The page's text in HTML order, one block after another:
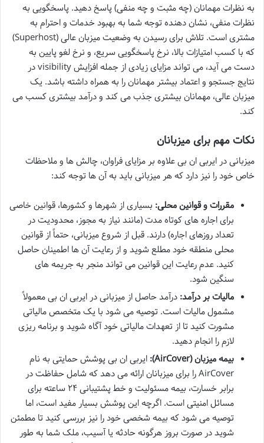
به نظرات مهمانان (چه مثبت و چه منفی) پاسخ دهید. پاسخگویی به
نظرات منفی، نشان دهنده توجه شما به بهبود خدمات و احترام به
مشتری است. تلاش برای رسیدن به وضعیت میزبان عالی (Superhost)
که با کسب امتیازات بالا، نرخ پاسخگویی سریع، و نرخ لغو پایین به
دست می آید، می تواند مزایای زیادی از جمله افزایش visibility در
نتایج جستجو و اعتماد بیشتر مهمانان را به همراه داشته باشد. یک
میزبان عالی، مهمانان بیشتری جذب می کند و درآمد بیشتری کسب می
کند.
نکات مهم برای میزبانان
میزبانی در ایربی ان بی علاوه بر مزایای فراوان، چالش ها و ملاحظات
خاص خود را نیز دارد که هر میزبانی باید به آن ها توجه کند:
مقررات و قوانین محلی: بسیاری از شهرها و کشورها، قوانین خاصی
برای اجاره های کوتاه مدت (مانند نیاز به مجوز، محدودیت در
تعداد روزهای اجاره) دارند. قبل از شروع میزبانی، حتماً از قوانین
محلی منطقه خود مطلع شوید و از رعایت آن ها اطمینان حاصل
کنید. عدم رعایت این قوانین می تواند منجر به جریمه های
سنگین شود.
مالیات بر درآمد: درآمد حاصل از میزبانی در ایربی ان بی معمولاً
مشمول مالیات است. توصیه می شود با یک متخصص مالیاتی
مشورت کنید تا از تعهدات مالیاتی خود آگاه شوید و برنامه ریزی
لازم را انجام دهید.
بیمه میزبان (AirCover):
ایربی ان بی پوشش حمایتی به نام
AirCover را برای میزبانان ارائه می دهد که شامل حفاظت در
برابر خسارت، بیمه مسئولیت و خط پشتیبانی ۲۴ ساعته برای
مسائل امنیتی است. اگرچه این پوشش بسیار مفید است، اما
توصیه می شود که بیمه شخصی خود را نیز بررسی کنید تا مطمئن
شوید در صورت بروز هرگونه حادثه یا آسیب، ملک شما به طور